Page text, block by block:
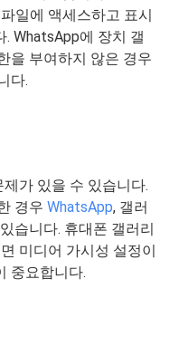
일에 액세스하고 표시
WhatsApp에 장치 갤
을 부여하지 않은 경우
다.
가 있을 수 있습니다.
경우WhatsApp, 갤러
습니다. 휴대폰 갤러리
미디어 가시성 설정이
중요합니다.